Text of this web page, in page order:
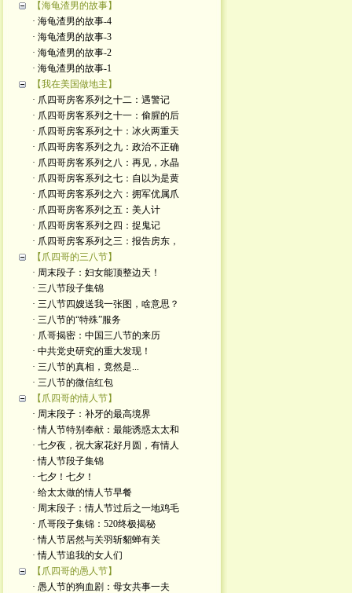
【海龟渣男的故事】
· 海龟渣男的故事-4
· 海龟渣男的故事-3
· 海龟渣男的故事-2
· 海龟渣男的故事-1
【我在美国做地主】
· 爪四哥房客系列之十二：遇警记
· 爪四哥房客系列之十一：偷腥的后
· 爪四哥房客系列之十：冰火两重天
· 爪四哥房客系列之九：政治不正确
· 爪四哥房客系列之八：再见，水晶
· 爪四哥房客系列之七：自以为是黄
· 爪四哥房客系列之六：拥军优属爪
· 爪四哥房客系列之五：美人计
· 爪四哥房客系列之四：捉鬼记
· 爪四哥房客系列之三：报告房东，
【爪四哥的三八节】
· 周末段子：妇女能顶整边天！
· 三八节段子集锦
· 三八节四嫂送我一张图，啥意思？
· 三八节的“特殊”服务
· 爪哥揭密：中国三八节的来历
· 中共党史研究的重大发现！
· 三八节的真相，竟然是...
· 三八节的微信红包
【爪四哥的情人节】
· 周末段子：补牙的最高境界
· 情人节特别奉献：最能诱惑太太和
· 七夕夜，祝大家花好月圆，有情人
· 情人节段子集锦
· 七夕！七夕！
· 给太太做的情人节早餐
· 周末段子：情人节过后之一地鸡毛
· 爪哥段子集锦：520终极揭秘
· 情人节居然与关羽斩貂蝉有关
· 情人节追我的女人们
【爪四哥的愚人节】
· 愚人节的狗血剧：母女共事一夫